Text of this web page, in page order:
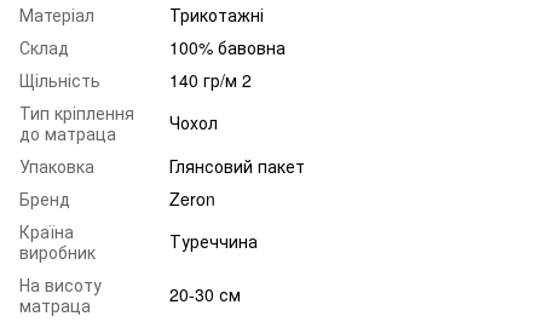
Матеріал
Трикотажні
Склад
100% бавовна
Щільність
140 гр/м 2
Тип кріплення
до матраца
Чохол
Упаковка
Глянсовий пакет
Бренд
Zeron
Країна
виробник
Туреччина
На висоту
матраца
20-30 см